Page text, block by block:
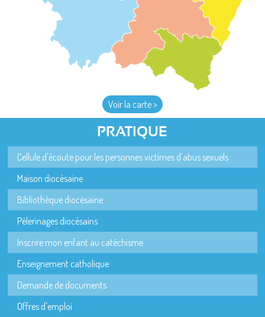
Voir la carte >
PRATIQUE
Cellule d'écoute pour les personnes victimes d'abus sexuels
Maison diocésaine
Bibliothèque diocésaine
Pèlerinages diocésains
Inscrire mon enfant au catéchisme
Enseignement catholique
Demande de documents
Offres d'emploi